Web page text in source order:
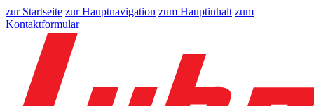
zur Startseite zur Hauptnavigation zum Hauptinhalt zum
Kontaktformular